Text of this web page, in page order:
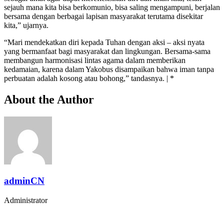
sejauh mana kita bisa berkomunio, bisa saling mengampuni, berjalan
bersama dengan berbagai lapisan masyarakat terutama disekitar
kita,” ujarnya.
“Mari mendekatkan diri kepada Tuhan dengan aksi – aksi nyata
yang bermanfaat bagi masyarakat dan lingkungan. Bersama-sama
membangun harmonisasi lintas agama dalam memberikan
kedamaian, karena dalam Yakobus disampaikan bahwa iman tanpa
perbuatan adalah kosong atau bohong,” tandasnya. | *
About the Author
adminCN
Administrator